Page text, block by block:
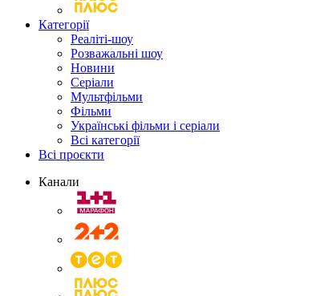
Категорії
Реаліті-шоу
Розважальні шоу
Новини
Серіали
Мультфільми
Фільми
Українські фільми і серіали
Всі категорії
Всі проєкти
Канали